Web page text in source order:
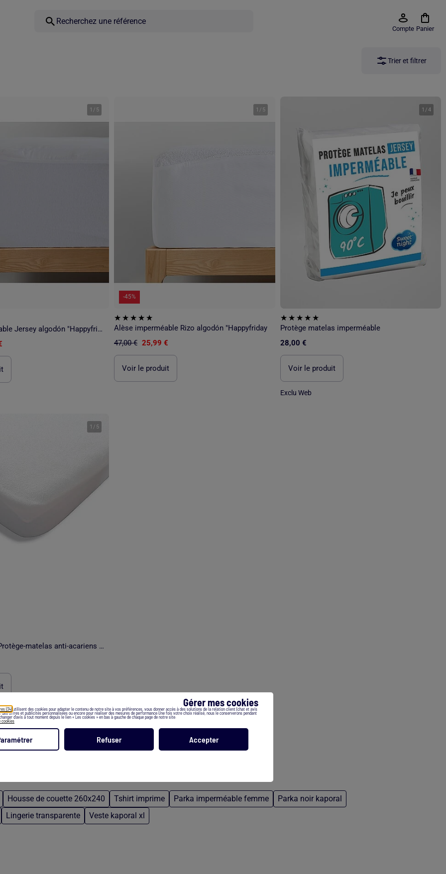
Gérer mes cookies
(34) utilisent des cookies pour adapter le contenu de notre site à vos préférences, vous donner accès à des solutions de la relation client (chat et avis
des offres et publicités personnalisées ou encore pour réaliser des mesures de performance.Une fois votre choix réalisé, nous le conserverons pendant
d’avis à tout moment depuis le lien « Les cookies » en bas à gauche de chaque page de notre site.
cookies
Refuser Accepter
Compte Panier
Trier et filtrer
1 / 5
Alèse imperméable Jersey algodón "Happyfriday
1 / 5
-45%
Alèse imperméable Rizo algodón "Happyfriday
47,00 € 25,99 €
Voir le produit
1 /4
Protège matelas imperméable
28,00 €
Voir le produit
Exclu Web
1 / 5
Future Home - Protège-matelas anti-acariens absorbant coton
Housse de couette 260x240 Tshirt imprime Parka imperméable femme
Parka noir kaporal
Lingerie transparente Veste kaporal xl